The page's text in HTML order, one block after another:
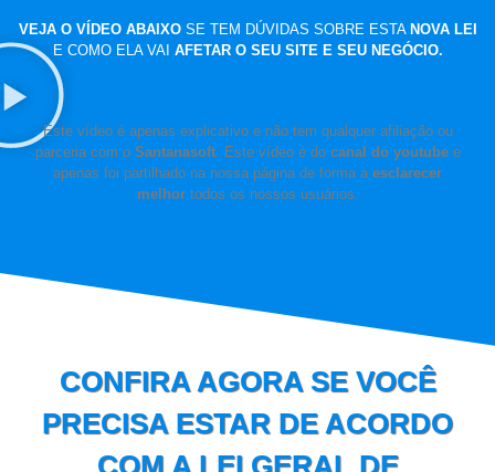
VEJA O VÍDEO ABAIXOSE TEM DÚVIDAS SOBRE ESTA NOVA LEI
E COMO ELA VAI AFETAR O SEU SITE E SEU NEGÓCIO.
Este vídeo é apenas explicativo e não tem qualquer afiliação ou
parceria com o Santanasoft. Este vídeo é docanal do youtubee
apenas foi partilhado na nossa página de forma a esclarecer
melhortodos os nossos usuários.
CONFIRA AGORA SE VOCÊ
PRECISA ESTAR DE ACORDO